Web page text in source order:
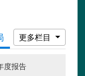
更多栏目
度报告